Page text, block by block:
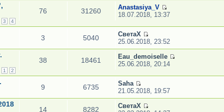
3 4
76 31260
Anastasiya_V
18.07.2018, 13:37
3 5040
СветаХ
25.06.2018, 23:52
1 2
38 18461
Eau_demoiselle
25.06.2018, 20:14
9 6735
Saha
21.05.2018, 19:57
14 8282
СветаХ